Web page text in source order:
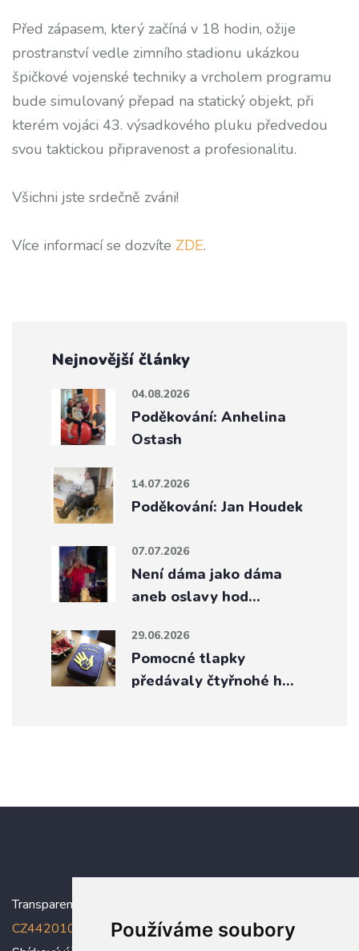
Používáme soubory
Před zápasem, který začíná v 18 hodin, ožije
prostranství vedle zimního stadionu ukázkou
špičkové vojenské techniky a vrcholem programu
bude simulovaný přepad na statický objekt, při
kterém vojáci 43. výsadkového pluku předvedou
svou taktickou připravenost a profesionalitu.
Všichni jste srdečně zváni!
Více informací se dozvíte ZDE.
Nejnovější články
04.08.2026
Poděkování: Anhelina
Ostash
14.07.2026
Poděkování: Jan Houdek
07.07.2026
Není dáma jako dáma
aneb oslavy hod…
29.06.2026
Pomocné tlapky
předávaly čtyřnohé h…
Transparentní účet:
CZ4420100000005005005006